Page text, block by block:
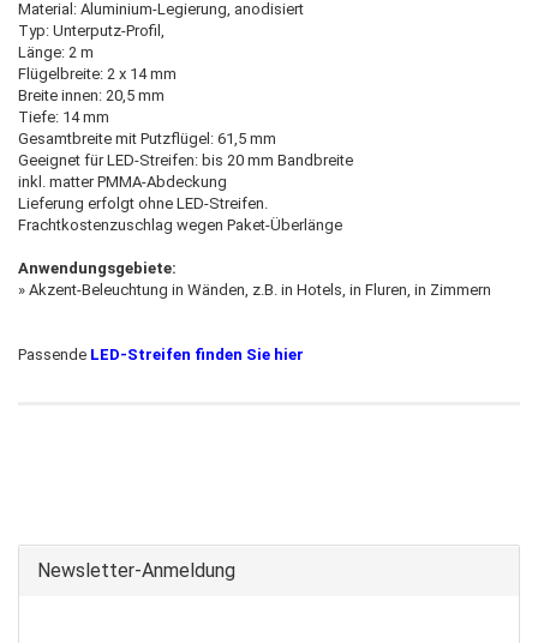
Material: Aluminium-Legierung, anodisiert
Typ: Unterputz-Profil,
Länge: 2 m
Flügelbreite: 2 x 14 mm
Breite innen: 20,5 mm
Tiefe: 14 mm
Gesamtbreite mit Putzflügel: 61,5 mm
Geeignet für LED-Streifen: bis 20 mm Bandbreite
inkl. matter PMMA-Abdeckung
Lieferung erfolgt ohne LED-Streifen.
Frachtkostenzuschlag wegen Paket-Überlänge
Anwendungsgebiete:
» Akzent-Beleuchtung in Wänden, z.B. in Hotels, in Fluren, in Zimmern
Passende LED-Streifen finden Sie hier
Newsletter-Anmeldung